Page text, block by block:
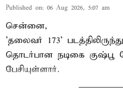
Published on: 06 Aug 2026, 5:07 am
சென்னை,
'தலைவர் 173' படத்திலிருந்து
தொடர்பான நடிகை
பேசியுள்ளார்.